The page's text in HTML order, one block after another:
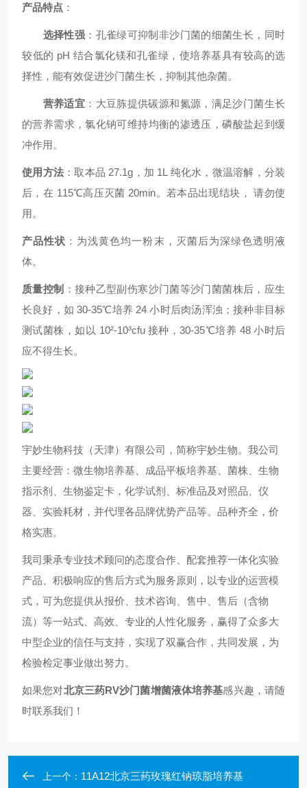
产品特点 ：
选择性强 ：孔雀绿可抑制非沙门菌的细菌生长，同时
较低的 pH 结合氯化镁和孔雀绿，使培养基具有较高的选
择性，能有效促进沙门菌生长，抑制其他杂菌。
营养适宜 ：大豆胨提供碳源和氮源，满足沙门菌生长
的营养需求，氯化钠可维持均衡的渗透压，磷酸盐起到缓
冲作用。
使用方法 ：取本品 27.1g，加 1L 纯化水， 微温溶解， 分装
后，在 115℃高压灭菌 20min。 若本品出现结块， 请勿使
用。
产品性状 ：为浅黄色均一粉末，灭菌后为深绿色透明液
体。
质量控制 ：接种乙型副伤寒沙门菌等沙门菌菌株后，应生
长良好，如 30-35℃培养 24 小时后肉汤浑浊；接种非目标
测试菌株，如以 10²-10³cfu 接种，30-35℃培养 48 小时后
应不得生长。
宇妙生物科技（天津）有限公司，简称宇妙生物。我公司
主要经营：微生物培养基、成品平板培养基、菌株、生物
指示剂、生物鉴定卡，化学试剂、标准品及对照品、仪
器、实验耗材，并代理各品牌优势产品等。品种齐全，价
格实惠。
我司秉承专业技术顾问的态度合作、配套推荐一体化实验
产品、积极响应的售后方式为服务原则，以专业的运营模
式，可为您提供从报价、技术咨询、售中、售后（含物
流）等一站式、高效、专业的人性化服务，赢得了众多大
中型企业的信任与支持，实现了双赢合作，共同发展，为
检验检定事业做出努力。
如果您对北京三药RV沙门菌增菌液体培养基感兴趣，请随
时联系我们！
上一个： 11A12北京三药玫瑰红钠琼脂培养基